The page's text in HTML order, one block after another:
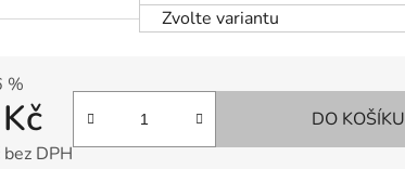
Zvolte variantu
%
DPH
DO KOŠÍKU